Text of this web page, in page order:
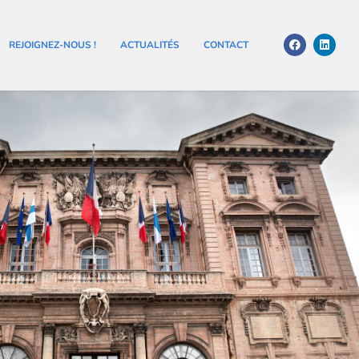
REJOIGNEZ-NOUS ! ACTUALITÉS CONTACT